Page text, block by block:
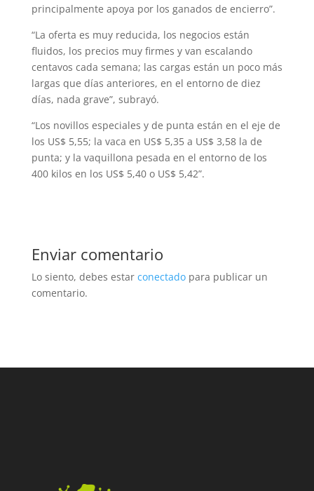
principalmente apoya por los ganados de encierro”.
“La oferta es muy reducida, los negocios están
fluidos, los precios muy firmes y van escalando
centavos cada semana; las cargas están un poco más
largas que días anteriores, en el entorno de diez
días, nada grave”, subrayó.
“Los novillos especiales y de punta están en el eje de
los US$ 5,55; la vaca en US$ 5,35 a US$ 3,58 la de
punta; y la vaquillona pesada en el entorno de los
400 kilos en los US$ 5,40 o US$ 5,42”.
Enviar comentario
Lo siento, debes estar conectadopara publicar un
comentario.